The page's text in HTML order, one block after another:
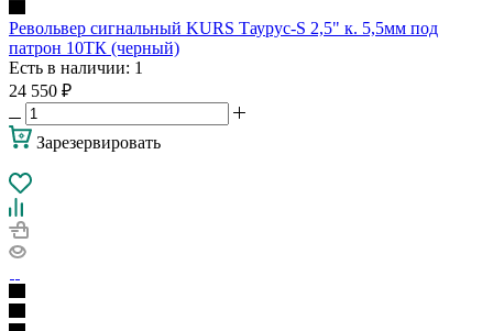
Револьвер сигнальный KURS Таурус-S 2,5" к. 5,5мм под
патрон 10ТК (черный)
Есть в наличии: 1
24 550 ₽
Зарезервировать